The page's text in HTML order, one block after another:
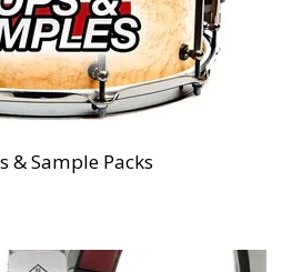
& Sample Packs